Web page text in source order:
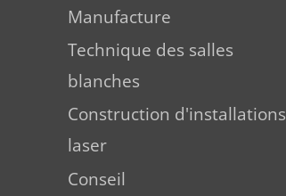
Manufacture
Technique des salles
blanches
Construction d'installations
laser
Conseil